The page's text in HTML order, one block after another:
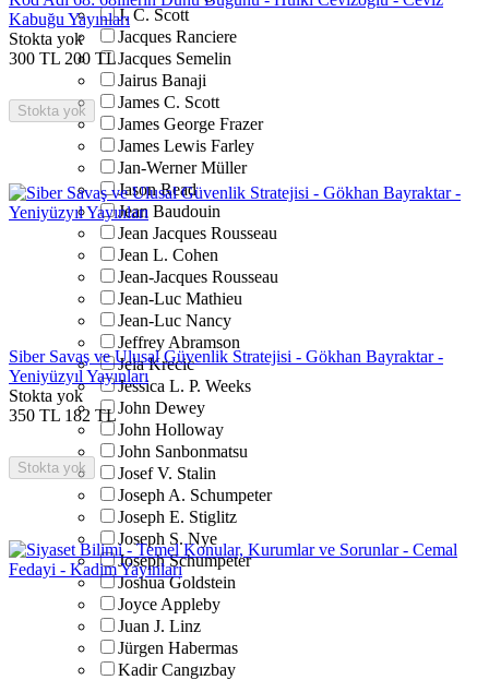
J. C. Scott
Jacques Ranciere
Jacques Semelin
Jairus Banaji
James C. Scott
James George Frazer
James Lewis Farley
Jan-Werner Müller
Jason Read
Jean Baudouin
Jean Jacques Rousseau
Jean L. Cohen
Jean-Jacques Rousseau
Jean-Luc Mathieu
Jean-Luc Nancy
Jeffrey Abramson
Jela Krecic
Jessica L. P. Weeks
John Dewey
John Holloway
John Sanbonmatsu
Josef V. Stalin
Joseph A. Schumpeter
Joseph E. Stiglitz
Joseph S. Nye
Joseph Schumpeter
Joshua Goldstein
Joyce Appleby
Juan J. Linz
Jürgen Habermas
Kadir Cangızbay
Kabuğu Yayınları
Stokta yok
300 TL 200 TL
Stokta yok
Siber Savaş ve Ulusal Güvenlik Stratejisi - Gökhan Bayraktar -
Yeniyüzyıl Yayınları
Stokta yok
350 TL 182 TL
Stokta yok